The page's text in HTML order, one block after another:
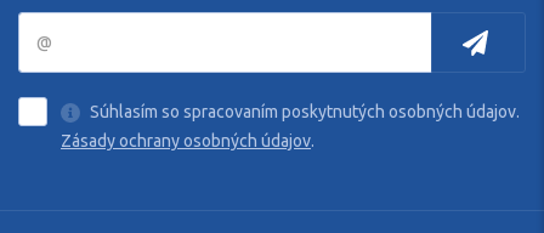
Súhlasím so spracovaním poskytnutých osobných údajov.
Zásady ochrany osobných údajov.